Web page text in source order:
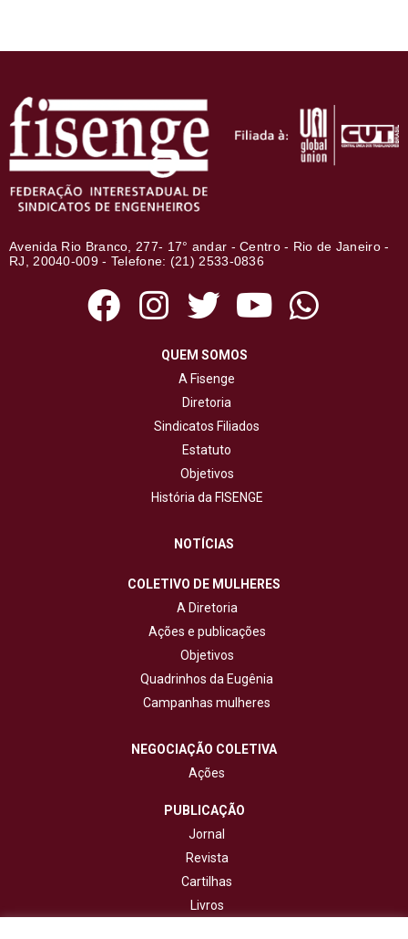
Avenida Rio Branco, 277- 17° andar - Centro - Rio de Janeiro -
RJ, 20040-009 - Telefone: (21) 2533-0836
QUEM SOMOS
A Fisenge
Diretoria
Sindicatos Filiados
Estatuto
Objetivos
História da FISENGE
NOTÍCIAS
COLETIVO DE MULHERES
A Diretoria
Ações e publicações
Objetivos
Quadrinhos da Eugênia
Campanhas mulheres
NEGOCIAÇÃO COLETIVA
Ações
PUBLICAÇÃO
Jornal
Revista
Cartilhas
Livros